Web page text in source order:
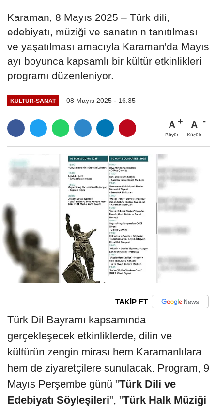
Karaman, 8 Mayıs 2025 – Türk dili,
edebiyatı, müziği ve sanatının tanıtılması
ve yaşatılması amacıyla Karaman'da Mayıs
ayı boyunca kapsamlı bir kültür etkinlikleri
programı düzenleniyor.
KÜLTÜR-SANAT 08 Mayıs 2025 - 16:35
A
Büyüt
A
Küçült
TAKİP ET
Türk Dil Bayramı kapsamında
gerçekleşecek etkinliklerde, dilin ve
kültürün zengin mirası hem Karamanlılara
hem de ziyaretçilere sunulacak. Program, 9
Mayıs Perşembe günü "Türk Dili ve
Edebiyatı Söyleşileri", "Türk Halk Müziği